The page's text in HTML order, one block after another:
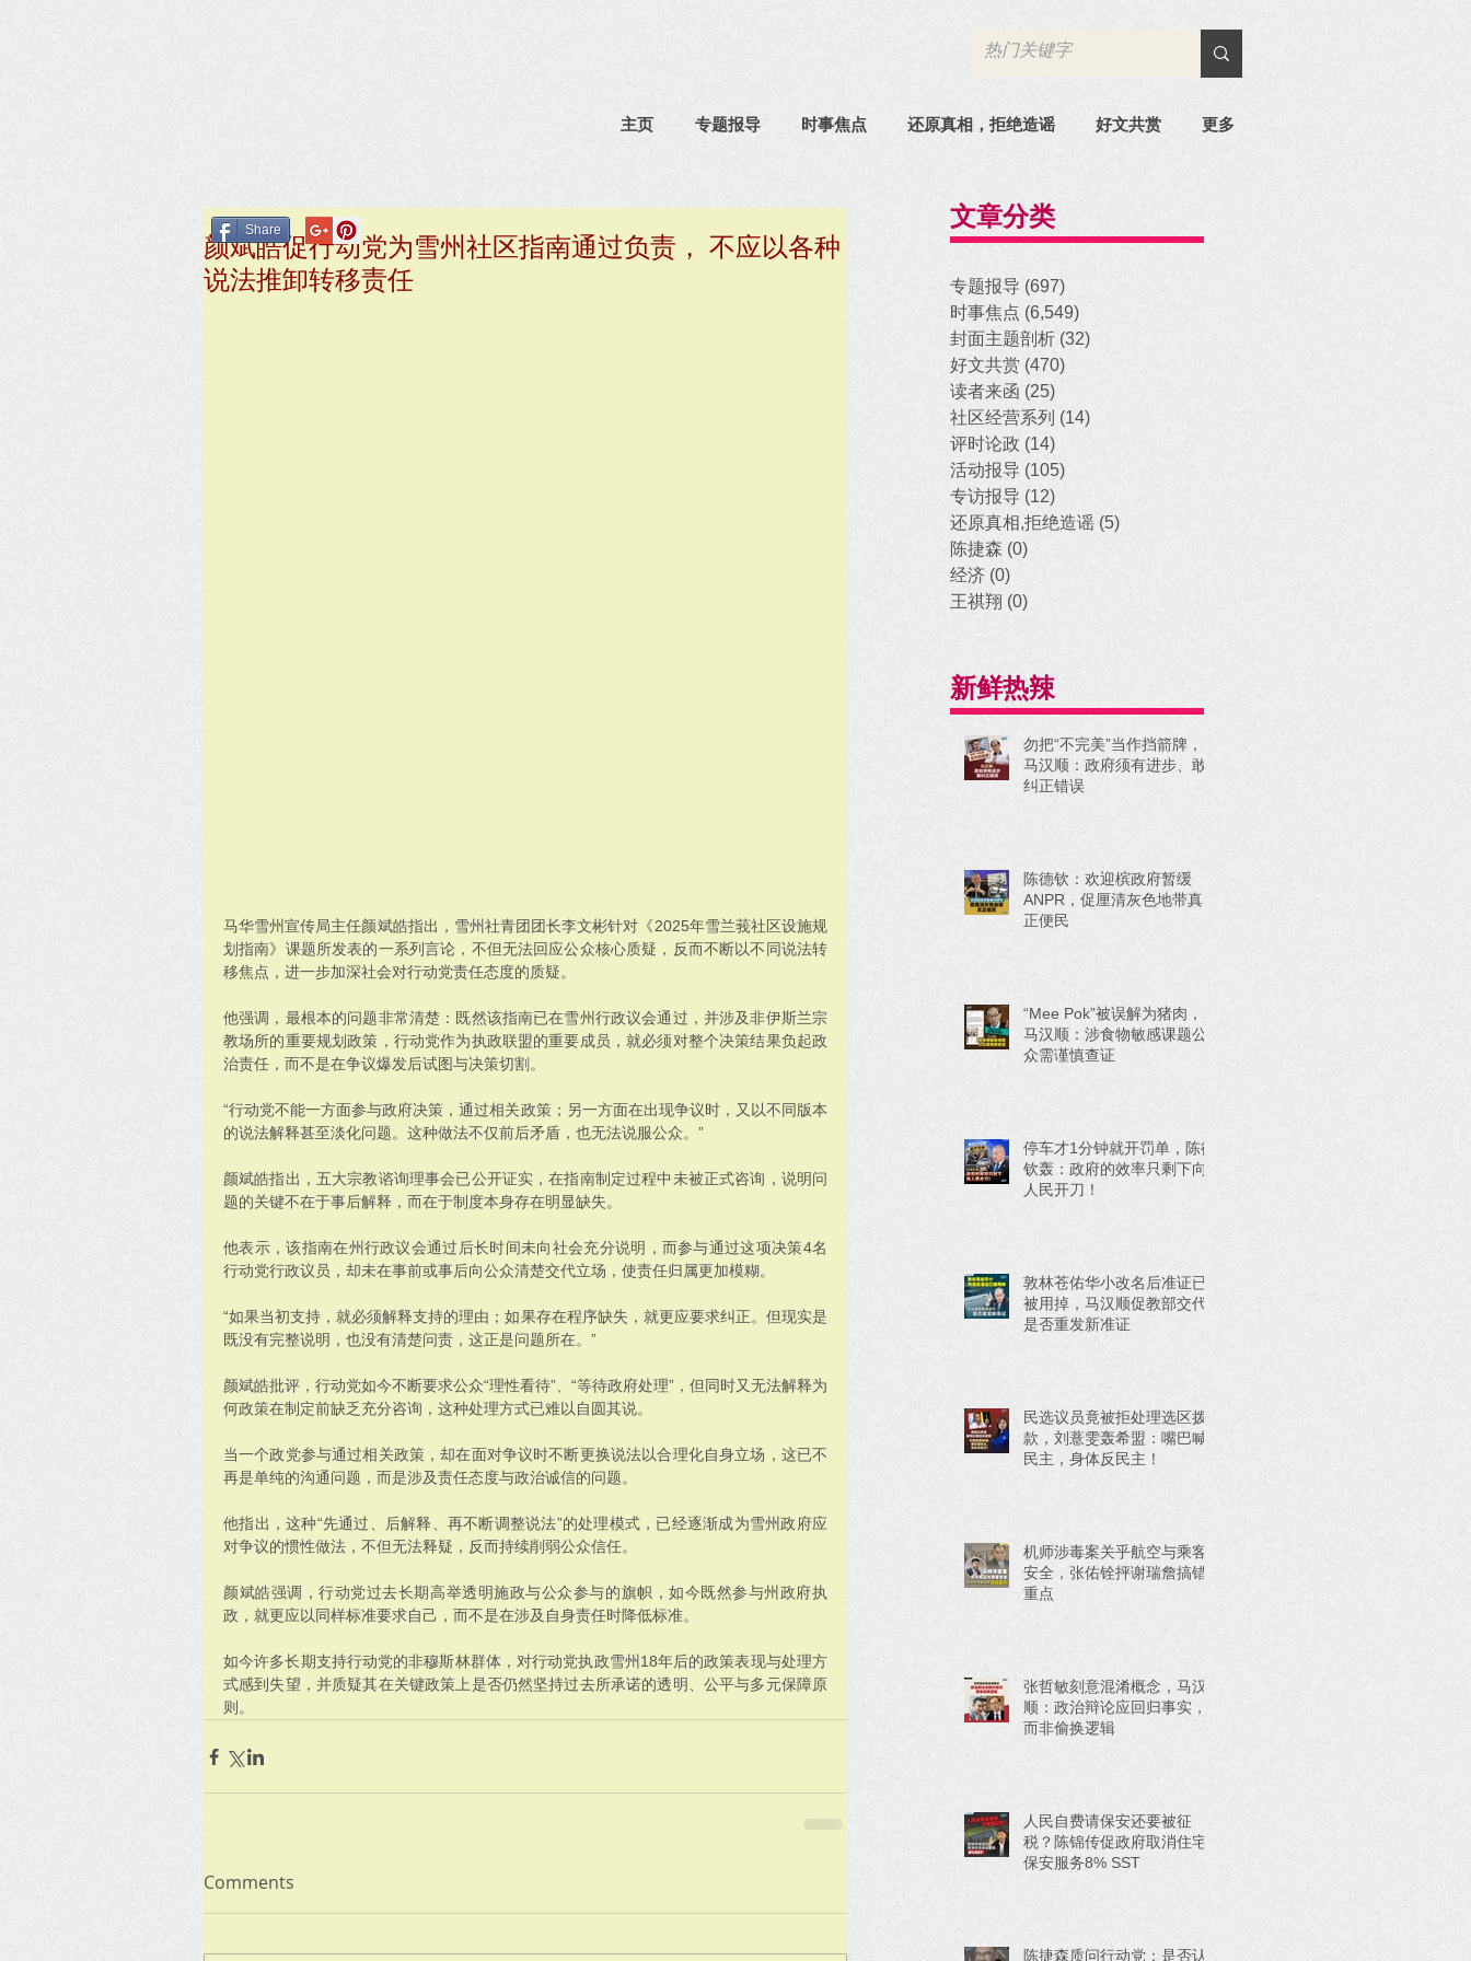
主页 专题报导 时事焦点 还原真相，拒绝造谣 好文共赏 更多
颜斌皓促行动党为雪州社区指南通过负责， 不应以各种
说法推卸转移责任
马华雪州宣传局主任颜斌皓指出，雪州社青团团长李文彬针对《2025年雪兰莪社区设施规
划指南》课题所发表的一系列言论，不但无法回应公众核心质疑，反而不断以不同说法转
移焦点，进一步加深社会对行动党责任态度的质疑。
他强调，最根本的问题非常清楚：既然该指南已在雪州行政议会通过，并涉及非伊斯兰宗
教场所的重要规划政策，行动党作为执政联盟的重要成员，就必须对整个决策结果负起政
治责任，而不是在争议爆发后试图与决策切割。
“行动党不能一方面参与政府决策，通过相关政策；另一方面在出现争议时，又以不同版本
的说法解释甚至淡化问题。这种做法不仅前后矛盾，也无法说服公众。”
颜斌皓指出，五大宗教谘询理事会已公开证实，在指南制定过程中未被正式咨询，说明问
题的关键不在于事后解释，而在于制度本身存在明显缺失。
他表示，该指南在州行政议会通过后长时间未向社会充分说明，而参与通过这项决策4名
行动党行政议员，却未在事前或事后向公众清楚交代立场，使责任归属更加模糊。
“如果当初支持，就必须解释支持的理由；如果存在程序缺失，就更应要求纠正。但现实是
既没有完整说明，也没有清楚问责，这正是问题所在。”
颜斌皓批评，行动党如今不断要求公众“理性看待”、“等待政府处理”，但同时又无法解释为
何政策在制定前缺乏充分咨询，这种处理方式已难以自圆其说。
当一个政党参与通过相关政策，却在面对争议时不断更换说法以合理化自身立场，这已不
再是单纯的沟通问题，而是涉及责任态度与政治诚信的问题。
他指出，这种“先通过、后解释、再不断调整说法”的处理模式，已经逐渐成为雪州政府应
对争议的惯性做法，不但无法释疑，反而持续削弱公众信任。
颜斌皓强调，行动党过去长期高举透明施政与公众参与的旗帜，如今既然参与州政府执
政，就更应以同样标准要求自己，而不是在涉及自身责任时降低标准。
如今许多长期支持行动党的非穆斯林群体，对行动党执政雪州18年后的政策表现与处理方
式感到失望，并质疑其在关键政策上是否仍然坚持过去所承诺的透明、公平与多元保障原
则。
Comments
Share 文章分类
专题报导 (697)
时事焦点 (6,549)
封面主题剖析 (32)
好文共赏 (470)
读者来函 (25)
社区经营系列 (14)
评时论政 (14)
活动报导 (105)
专访报导 (12)
还原真相,拒绝造谣 (5)
陈捷森 (0)
经济 (0)
王祺翔 (0)
新鲜热辣
勿把“不完美”当作挡箭牌，
马汉顺：政府须有进步、敢
纠正错误
陈德钦：欢迎槟政府暂缓
ANPR，促厘清灰色地带真
正便民
“Mee Pok”被误解为猪肉，
马汉顺：涉食物敏感课题公
众需谨慎查证
停车才1分钟就开罚单，陈德
钦轰：政府的效率只剩下向
人民开刀！
敦林苍佑华小改名后准证已
被用掉，马汉顺促教部交代
是否重发新准证
民选议员竟被拒处理选区拨
款，刘薏雯轰希盟：嘴巴喊
民主，身体反民主！
机师涉毒案关乎航空与乘客
安全，张佑铨抨谢瑞詹搞错
重点
张哲敏刻意混淆概念，马汉
顺：政治辩论应回归事实，
而非偷换逻辑
人民自费请保安还要被征
税？陈锦传促政府取消住宅
保安服务8% SST
陈捷森质问行动党：是否认